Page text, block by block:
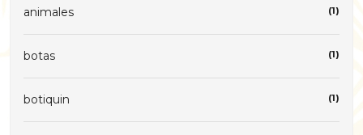
animales (1)
botas (1)
botiquin (1)